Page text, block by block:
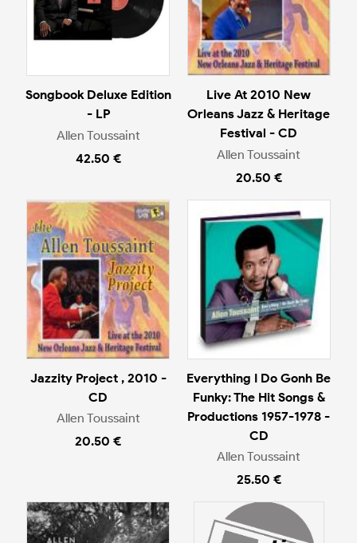
Songbook Deluxe Edition
- LP
Allen Toussaint
42.50 €
Live At 2010 New
Orleans Jazz & Heritage
Festival - CD
Allen Toussaint
20.50 €
Jazzity Project , 2010 -
CD
Allen Toussaint
20.50 €
Everything I Do Gonh Be
Funky: The Hit Songs &
Productions 1957-1978 -
CD
Allen Toussaint
25.50 €